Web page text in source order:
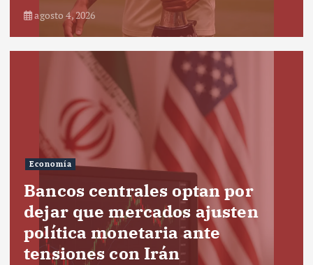
agosto 4, 2026
Economía
Bancos centrales optan por
dejar que mercados ajusten
política monetaria ante
tensiones con Irán